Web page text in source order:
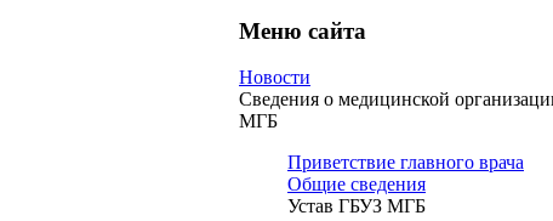
Меню сайта
Новости
Сведения о медицинской
МГБ
Приветствие главного врача
Общие сведения
Устав ГБУЗ МГБ